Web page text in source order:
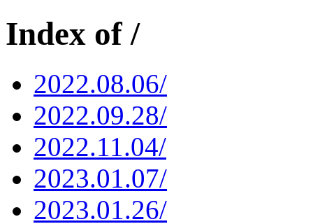
Index of /
2022.08.06/
2022.09.28/
2022.11.04/
2023.01.07/
2023.01.26/